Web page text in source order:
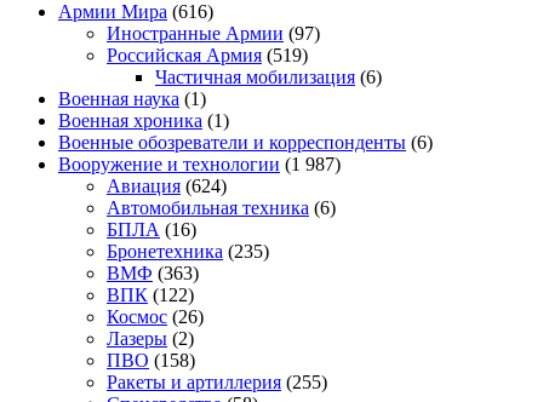
Армии Мира (616)
Иностранные Армии (97)
Российская Армия (519)
Частичная мобилизация (6)
Военная наука (1)
Военная хроника (1)
Военные обозреватели и корреспонденты (6)
Вооружение и технологии (1 987)
Авиация (624)
Автомобильная техника (6)
БПЛА (16)
Бронетехника (235)
ВМФ (363)
ВПК (122)
Космос (26)
Лазеры (2)
ПВО (158)
Ракеты и артиллерия (255)